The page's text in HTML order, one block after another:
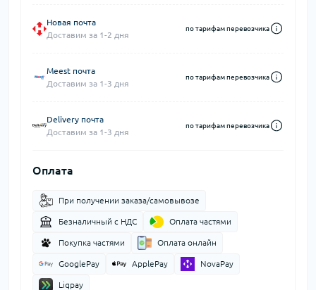
Новая почта
Доставим за 1-2 дня
по тарифам перевозчика
Meest почта
Доставим за 1-3 дня
по тарифам перевозчика
Delivery почта
Доставим за 1-3 дня
по тарифам перевозчика
Оплата
При получении заказа/самовывозе
Безналичный с НДС Оплата частями
Покупка частями Оплата онлайн
GooglePay ApplePay NovaPay
Liqpay